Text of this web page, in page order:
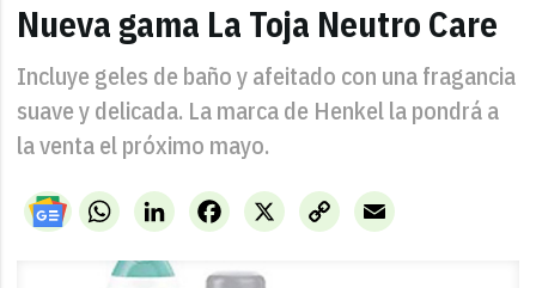
Nueva gama La Toja Neutro Care
Incluye geles de baño y afeitado con una fragancia
suave y delicada. La marca de Henkel la pondrá a
la venta el próximo mayo.
WhatsAppLinkedIn X
Facebook
Copy
Link
Email